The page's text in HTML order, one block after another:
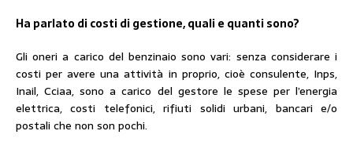
Ha parlato di costi di gestione, quali e quanti sono?
Gli oneri a carico del benzinaio sono vari: senza considerare i
costi per avere una attività in proprio, cioè consulente, Inps,
Inail, Cciaa, sono a carico del gestore le spese per l’energia
elettrica, costi telefonici, rifiuti solidi urbani, bancari e/o
postali che non son pochi.